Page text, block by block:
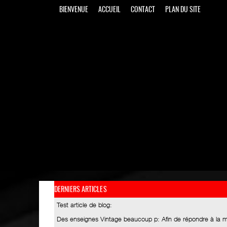
BIENVENUE ACCUEIL CONTACT PLAN DU SITE
DERNIERS ARTICLES
Test article de blog:
Des enseignes Vintage beaucoup p: Afin de répondre à la